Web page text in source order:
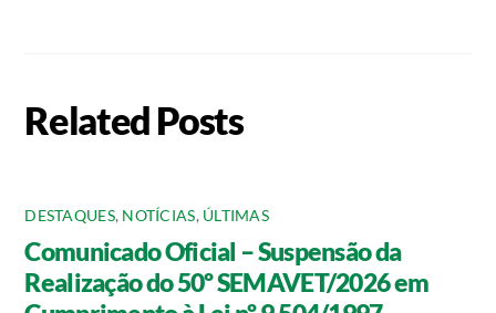
Related Posts
DESTAQUES, NOTÍCIAS, ÚLTIMAS
Comunicado Oficial – Suspensão da
Realização do 50º SEMAVET/2026 em